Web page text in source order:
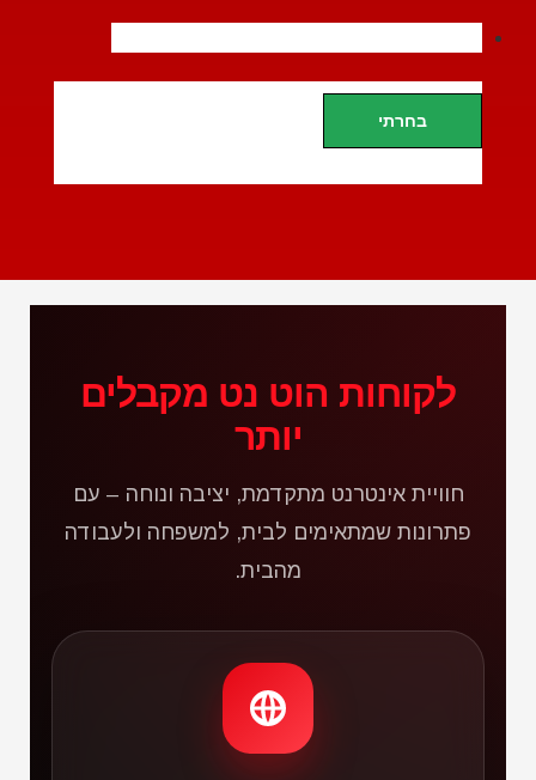
בחרתי
לקוחות הוט נט מקבלים
יותר
חוויית אינטרנט מתקדמת, יציבה ונוחה – עם
פתרונות שמתאימים לבית, למשפחה ולעבודה
מהבית.